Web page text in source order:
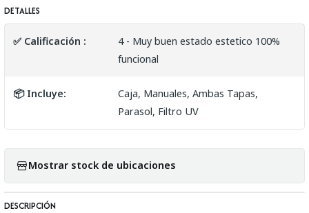
DETALLES
✅ Calificación :
4 - Muy buen estado estetico 100%
funcional
📦 Incluye:
Caja, Manuales, Ambas Tapas,
Parasol, Filtro UV
Mostrar stock de ubicaciones
DESCRIPCIÓN